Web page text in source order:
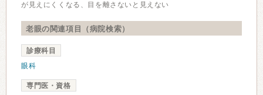
が見えにくくなる、目を離さないと見えない
老眼の関連項目（病院検索）
診療科目
眼科
専門医・資格